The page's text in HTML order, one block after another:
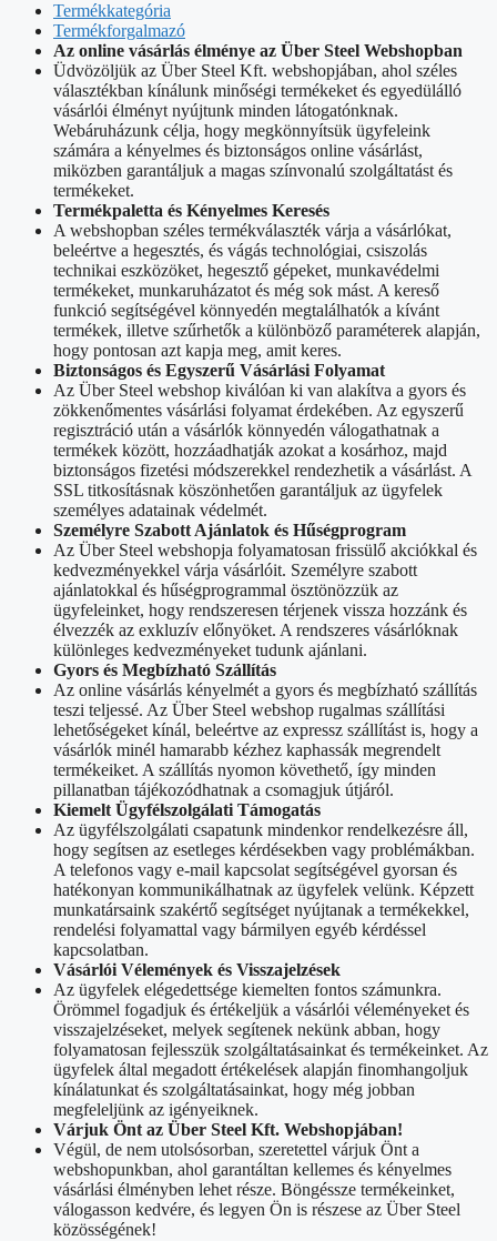
Termékkategória
Termékforgalmazó
Az online vásárlás élménye az Über Steel Webshopban
Üdvözöljük az Über Steel Kft. webshopjában, ahol széles
választékban kínálunk minőségi termékeket és egyedülálló
vásárlói élményt nyújtunk minden látogatónknak.
Webáruházunk célja, hogy megkönnyítsük ügyfeleink
számára a kényelmes és biztonságos online vásárlást,
miközben garantáljuk a magas színvonalú szolgáltatást és
termékeket.
Termékpaletta és Kényelmes Keresés
A webshopban széles termékválaszték várja a vásárlókat,
beleértve a hegesztés, és vágás technológiai, csiszolás
technikai eszközöket, hegesztő gépeket, munkavédelmi
termékeket, munkaruházatot és még sok mást. A kereső
funkció segítségével könnyedén megtalálhatók a kívánt
termékek, illetve szűrhetők a különböző paraméterek alapján,
hogy pontosan azt kapja meg, amit keres.
Biztonságos és Egyszerű Vásárlási Folyamat
Az Über Steel webshop kiválóan ki van alakítva a gyors és
zökkenőmentes vásárlási folyamat érdekében. Az egyszerű
regisztráció után a vásárlók könnyedén válogathatnak a
termékek között, hozzáadhatják azokat a kosárhoz, majd
biztonságos fizetési módszerekkel rendezhetik a vásárlást. A
SSL titkosításnak köszönhetően garantáljuk az ügyfelek
személyes adatainak védelmét.
Személyre Szabott Ajánlatok és Hűségprogram
Az Über Steel webshopja folyamatosan frissülő akciókkal és
kedvezményekkel várja vásárlóit. Személyre szabott
ajánlatokkal és hűségprogrammal ösztönözzük az
ügyfeleinket, hogy rendszeresen térjenek vissza hozzánk és
élvezzék az exkluzív előnyöket. A rendszeres vásárlóknak
különleges kedvezményeket tudunk ajánlani.
Gyors és Megbízható Szállítás
Az online vásárlás kényelmét a gyors és megbízható szállítás
teszi teljessé. Az Über Steel webshop rugalmas szállítási
lehetőségeket kínál, beleértve az expressz szállítást is, hogy a
vásárlók minél hamarabb kézhez kaphassák megrendelt
termékeiket. A szállítás nyomon követhető, így minden
pillanatban tájékozódhatnak a csomagjuk útjáról.
Kiemelt Ügyfélszolgálati Támogatás
Az ügyfélszolgálati csapatunk mindenkor rendelkezésre áll,
hogy segítsen az esetleges kérdésekben vagy problémákban.
A telefonos vagy e-mail kapcsolat segítségével gyorsan és
hatékonyan kommunikálhatnak az ügyfelek velünk. Képzett
munkatársaink szakértő segítséget nyújtanak a termékekkel,
rendelési folyamattal vagy bármilyen egyéb kérdéssel
kapcsolatban.
Vásárlói Vélemények és Visszajelzések
Az ügyfelek elégedettsége kiemelten fontos számunkra.
Örömmel fogadjuk és értékeljük a vásárlói véleményeket és
visszajelzéseket, melyek segítenek nekünk abban, hogy
folyamatosan fejlesszük szolgáltatásainkat és termékeinket. Az
ügyfelek által megadott értékelések alapján finomhangoljuk
kínálatunkat és szolgáltatásainkat, hogy még jobban
megfeleljünk az igényeiknek.
Várjuk Önt az Über Steel Kft. Webshopjában!
Végül, de nem utolsósorban, szeretettel várjuk Önt a
webshopunkban, ahol garantáltan kellemes és kényelmes
vásárlási élményben lehet része. Böngéssze termékeinket,
válogasson kedvére, és legyen Ön is részese az Über Steel
közösségének!